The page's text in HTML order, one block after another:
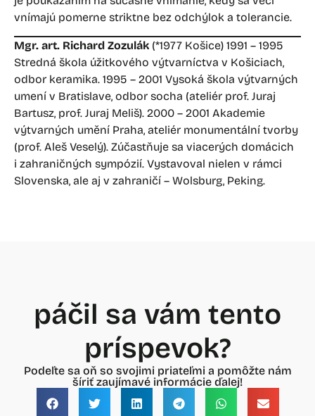
vnímajú pomerne striktne bez odchýlok a tolerancie.
Mgr. art. Richard Zozulák (*1977 Košice) 1991 – 1995
Stredná škola úžitkového výtvarníctva v Košiciach,
odbor keramika. 1995 – 2001 Vysoká škola výtvarných
umení v Bratislave, odbor socha (ateliér prof. Juraj
Bartusz, prof. Juraj Meliš). 2000 – 2001 Akademie
výtvarných umění Praha, ateliér monumentální tvorby
(prof. Aleš Veselý). Zúčastňuje sa viacerých domácich
i zahraničných sympózií. Vystavoval nielen v rámci
Slovenska, ale aj v zahraničí – Wolsburg, Peking.
páčil sa vám tento
príspevok?
Podeľte sa oň so svojimi priateľmi a pomôžte nám
šíriť zaujímavé informácie ďalej!